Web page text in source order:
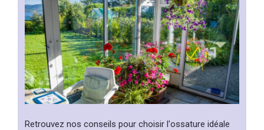
Retrouvez nos conseils pour choisir l'ossature idéale